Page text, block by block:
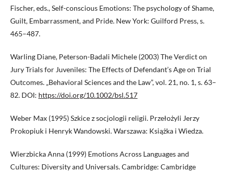
Fischer, eds., Self-conscious Emotions: The psychology of Shame,
Guilt, Embarrassment, and Pride. New York: Guilford Press, s.
465–487.
Warling Diane, Peterson-Badali Michele (2003) The Verdict on
Jury Trials for Juveniles: The Effects of Defendant’s Age on Trial
Outcomes. „Behavioral Sciences and the Law”, vol. 21, no. 1, s. 63–
82. DOI: https://doi.org/10.1002/bsl.517
Weber Max (1995) Szkice z socjologii religii. Przełożyli Jerzy
Prokopiuk i Henryk Wandowski. Warszawa: Książka i Wiedza.
Wierzbicka Anna (1999) Emotions Across Languages and
Cultures: Diversity and Universals. Cambridge: Cambridge